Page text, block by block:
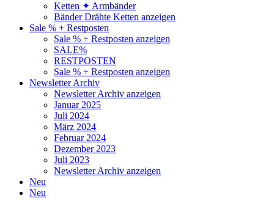
Ketten ✦ Armbänder
Bänder Drähte Ketten anzeigen
Sale % + Restposten
Sale % + Restposten anzeigen
SALE%
RESTPOSTEN
Sale % + Restposten anzeigen
Newsletter Archiv
Newsletter Archiv anzeigen
Januar 2025
Juli 2024
März 2024
Februar 2024
Dezember 2023
Juli 2023
Newsletter Archiv anzeigen
Neu
Neu